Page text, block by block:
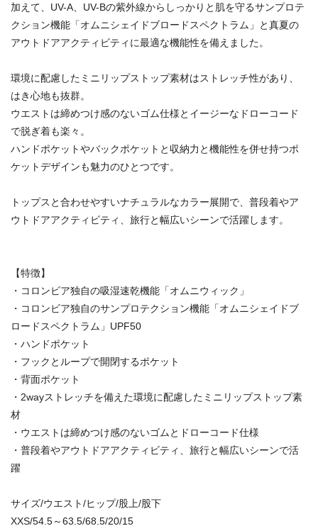
加えて、UV-A、UV-Bの紫外線からしっかりと肌を守るサンプロテ
クション機能「オムニシェイドブロードスペクトラム」と真夏の
アウトドアアクティビティに最適な機能性を備えました。
環境に配慮したミニリップストップ素材はストレッチ性があり、
はき心地も抜群。
ウエストは締めつけ感のないゴム仕様とイージーなドローコード
で脱ぎ着も楽々。
ハンドポケットやバックポケットと収納力と機能性を併せ持つポ
ケットデザインも魅力のひとつです。
トップスと合わせやすいナチュラルなカラー展開で、普段着やア
ウトドアアクティビティ、旅行と幅広いシーンで活躍します。
【特徴】
・コロンビア独自の吸湿速乾機能「オムニウィック」
・コロンビア独自のサンプロテクション機能「オムニシェイドブ
ロードスペクトラム」UPF50
・ハンドポケット
・フックとループで開閉するポケット
・背面ポケット
・2wayストレッチを備えた環境に配慮したミニリップストップ素
材
・ウエストは締めつけ感のないゴムとドローコード仕様
・普段着やアウトドアアクティビティ、旅行と幅広いシーンで活
躍
サイズ/ウエスト/ヒップ/股上/股下
XXS/54.5～63.5/68.5/20/15